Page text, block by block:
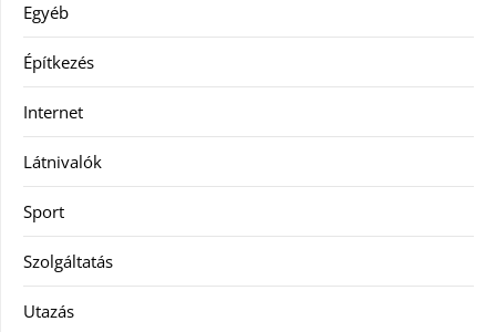
Egyéb
Építkezés
Internet
Látnivalók
Sport
Szolgáltatás
Utazás